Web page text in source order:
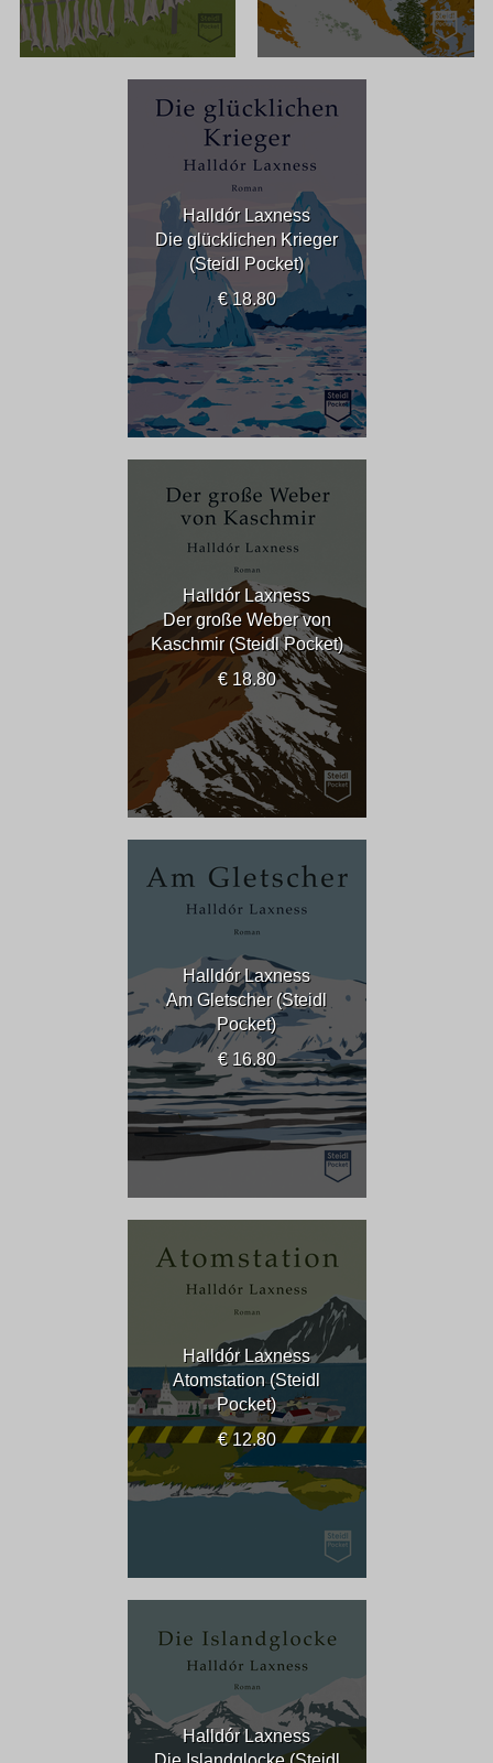
Halldór Laxness
Die glücklichen Krieger
(Steidl Pocket)
€ 18.80
Halldór Laxness
Der große Weber von
Kaschmir (Steidl Pocket)
€ 18.80
Halldór Laxness
Am Gletscher (Steidl
Pocket)
€ 16.80
Halldór Laxness
Atomstation (Steidl
Pocket)
€ 12.80
Halldór Laxness